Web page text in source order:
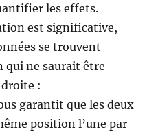
les effets.
est significative,
se trouvent
qui ne saurait être
:
garantit que les deux
position l’une par